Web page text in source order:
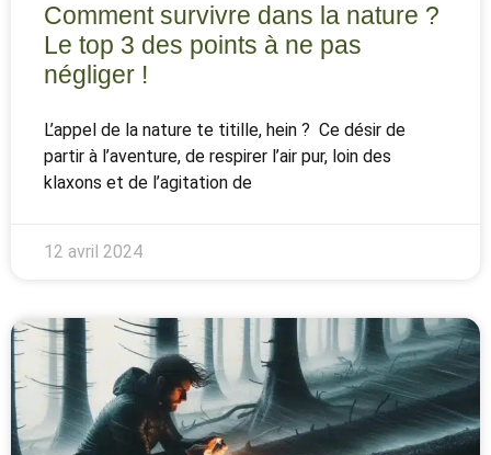
Comment survivre dans la nature ?
Le top 3 des points à ne pas
négliger !
L’appel de la nature te titille, hein ? Ce désir de
partir à l’aventure, de respirer l’air pur, loin des
klaxons et de l’agitation de
12 avril 2024